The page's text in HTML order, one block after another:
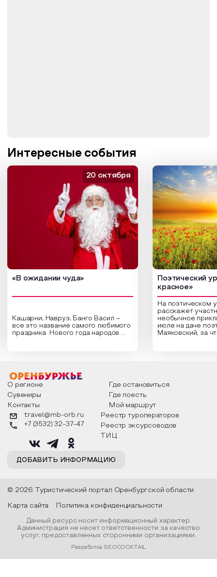
Интересные события
«В ожидании чуда»
Кашарни, Навруз, Банго Васил –
все это название самого любимого
праздника Нового года народов
о том, как встречают новый год в
разных уголках страны, какие
обряды совершают на удачу и
благополучие, в чем схожи и
различаются традиции. Кто такой
Дед Мороз и откуда он пришел, как
его называют в разных уголках
страны и как появились елочные
20 октября
Поэтический
красное»
На поэтическом
расскажет
необычное
июле на даче
Маяковский, за
Твардовского и
каждой строчке
восхищение
яркому времени
О регионе
Где остановиться
Сувениры
Где поесть
Контакты
Мой маршрут
ДОБАВИТЬ ИНФОРМАЦИЮ
travel@mb-orb.ru
+7 (3532) 32-37-47
Реестр туроператоров
Реестр эксурсоводов
ТИЦ
© 2026 Туристический портал Оренбургской области
Карта сайта Политика конфиденциальности
Данный ресурс носит информационный характер.
Администрация не несет ответственности за качество
услуг, предоставленных сторонними организациями.
Разработка SEOCOCKTAIL